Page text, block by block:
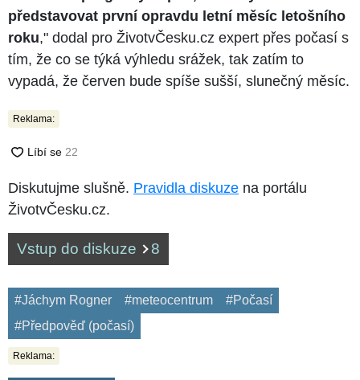
představovat první opravdu letní měsíc letošního
roku," dodal pro ŽivotvČesku.cz expert přes počasí s
tím, že co se týká výhledu srážek, tak zatím to
vypadá, že červen bude spíše sušší, slunečný měsíc.
Reklama:
Diskutujme slušně. Pravidla diskuze na portálu
ŽivotvČesku.cz.
Vstup do diskuze 8
#Jáchym Rogner #meteocentrum
#Počasí
#Předpověď (počasí)
Reklama: